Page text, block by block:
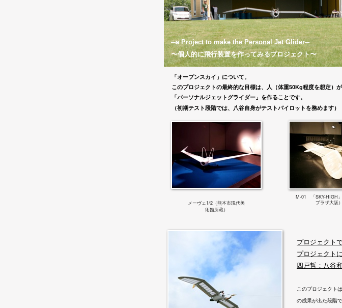
─a Project to make the Personal Jet Glider─
〜個人的に飛行装置を作ってみるプロジェクト〜
「オープンスカイ」について。
このプロジェクトの最終的な目標は、人（体重50Kg程度を想定）
「パーソナルジェットグライダー」を作ることです。
（初期テスト段階では、八谷自身がテストパイロットを務めます）
メーヴェ 1/2（熊本市現代美
術館所蔵）
M-01 「SKY-HIGH
プラザ大阪
プロジェク
プロジェ
四戸哲：
このプロジェクト
の成果が出た段階